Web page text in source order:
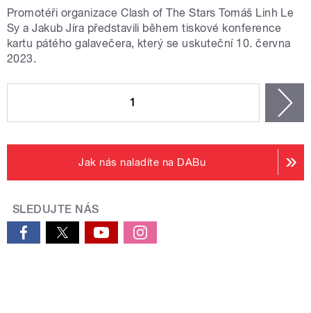
Promotéři organizace Clash of The Stars Tomáš Linh Le
Sy a Jakub Jíra představili během tiskové konference
kartu pátého galavečera, který se uskuteční 10. června
2023.
1
Jak nás naladíte na DABu
SLEDUJTE NÁS